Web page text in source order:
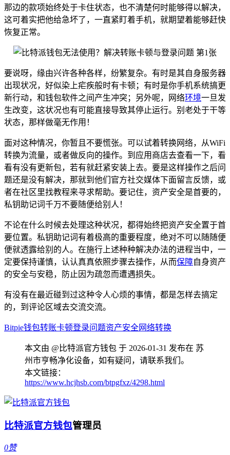
那边的款项始终处于卡住状态，也不清楚何时能够得以解决，
这可着实把他给急坏了，一直紧盯着手机，就期望着能够赶快
恢复正常。
要说呀，缘由兴许各种各样，纷繁复杂。有时是其自身服务器
出现状况，好似染上疟疾般时有卡顿；有时是你手机系统搞更
新行动，和钱包软件之间产生冲突；另外呢，网络环境一旦发
生改变，这状况也有可能直接导致其停止运行。别老处于干等
状态，那样做毫无作用！
面对这种情况，你暂且不要慌张。可以试着转换网络，从WiFi
转换为流量，或者做反向的操作。到应用商店去查看一下，看
看有没有更新包，若有就赶紧安装上去。要是这样操作之后问
题还是没有解决，那就到他们官方社交媒体下面留言反馈，或
者在社区里找教程来寻求帮助。要记住，资产安全是首要的，
私钥助记词千万不要随便给别人！
不论在什么时候去处理这种状况，都得始终把资产安全置于首
要位置。私钥助记词有着极高的重要程度，绝对不可以随随便
便就透露给别的人。在施行上述种种解决办法的进程当中，一
定要保持谨慎，认认真真依照步骤去操作，从而保障自身资产
的安全与安稳，防止因为疏忽而遭遇损失。
有没有在最近碰到过这种令人心烦的事情，都是怎样去搞定
的，到评论区域去交流交流。
Bitpie钱包转账卡顿登录问题资产安全网络转换
本文由 @比特派官方钱包 于 2026-01-31 发布在 苏
州市亨畅净化设备，如有疑问，请联系我们。
本文链接：
https://www.hcjhsb.com/btpgfxz/4298.html
比特派官方钱包管理员
0赞